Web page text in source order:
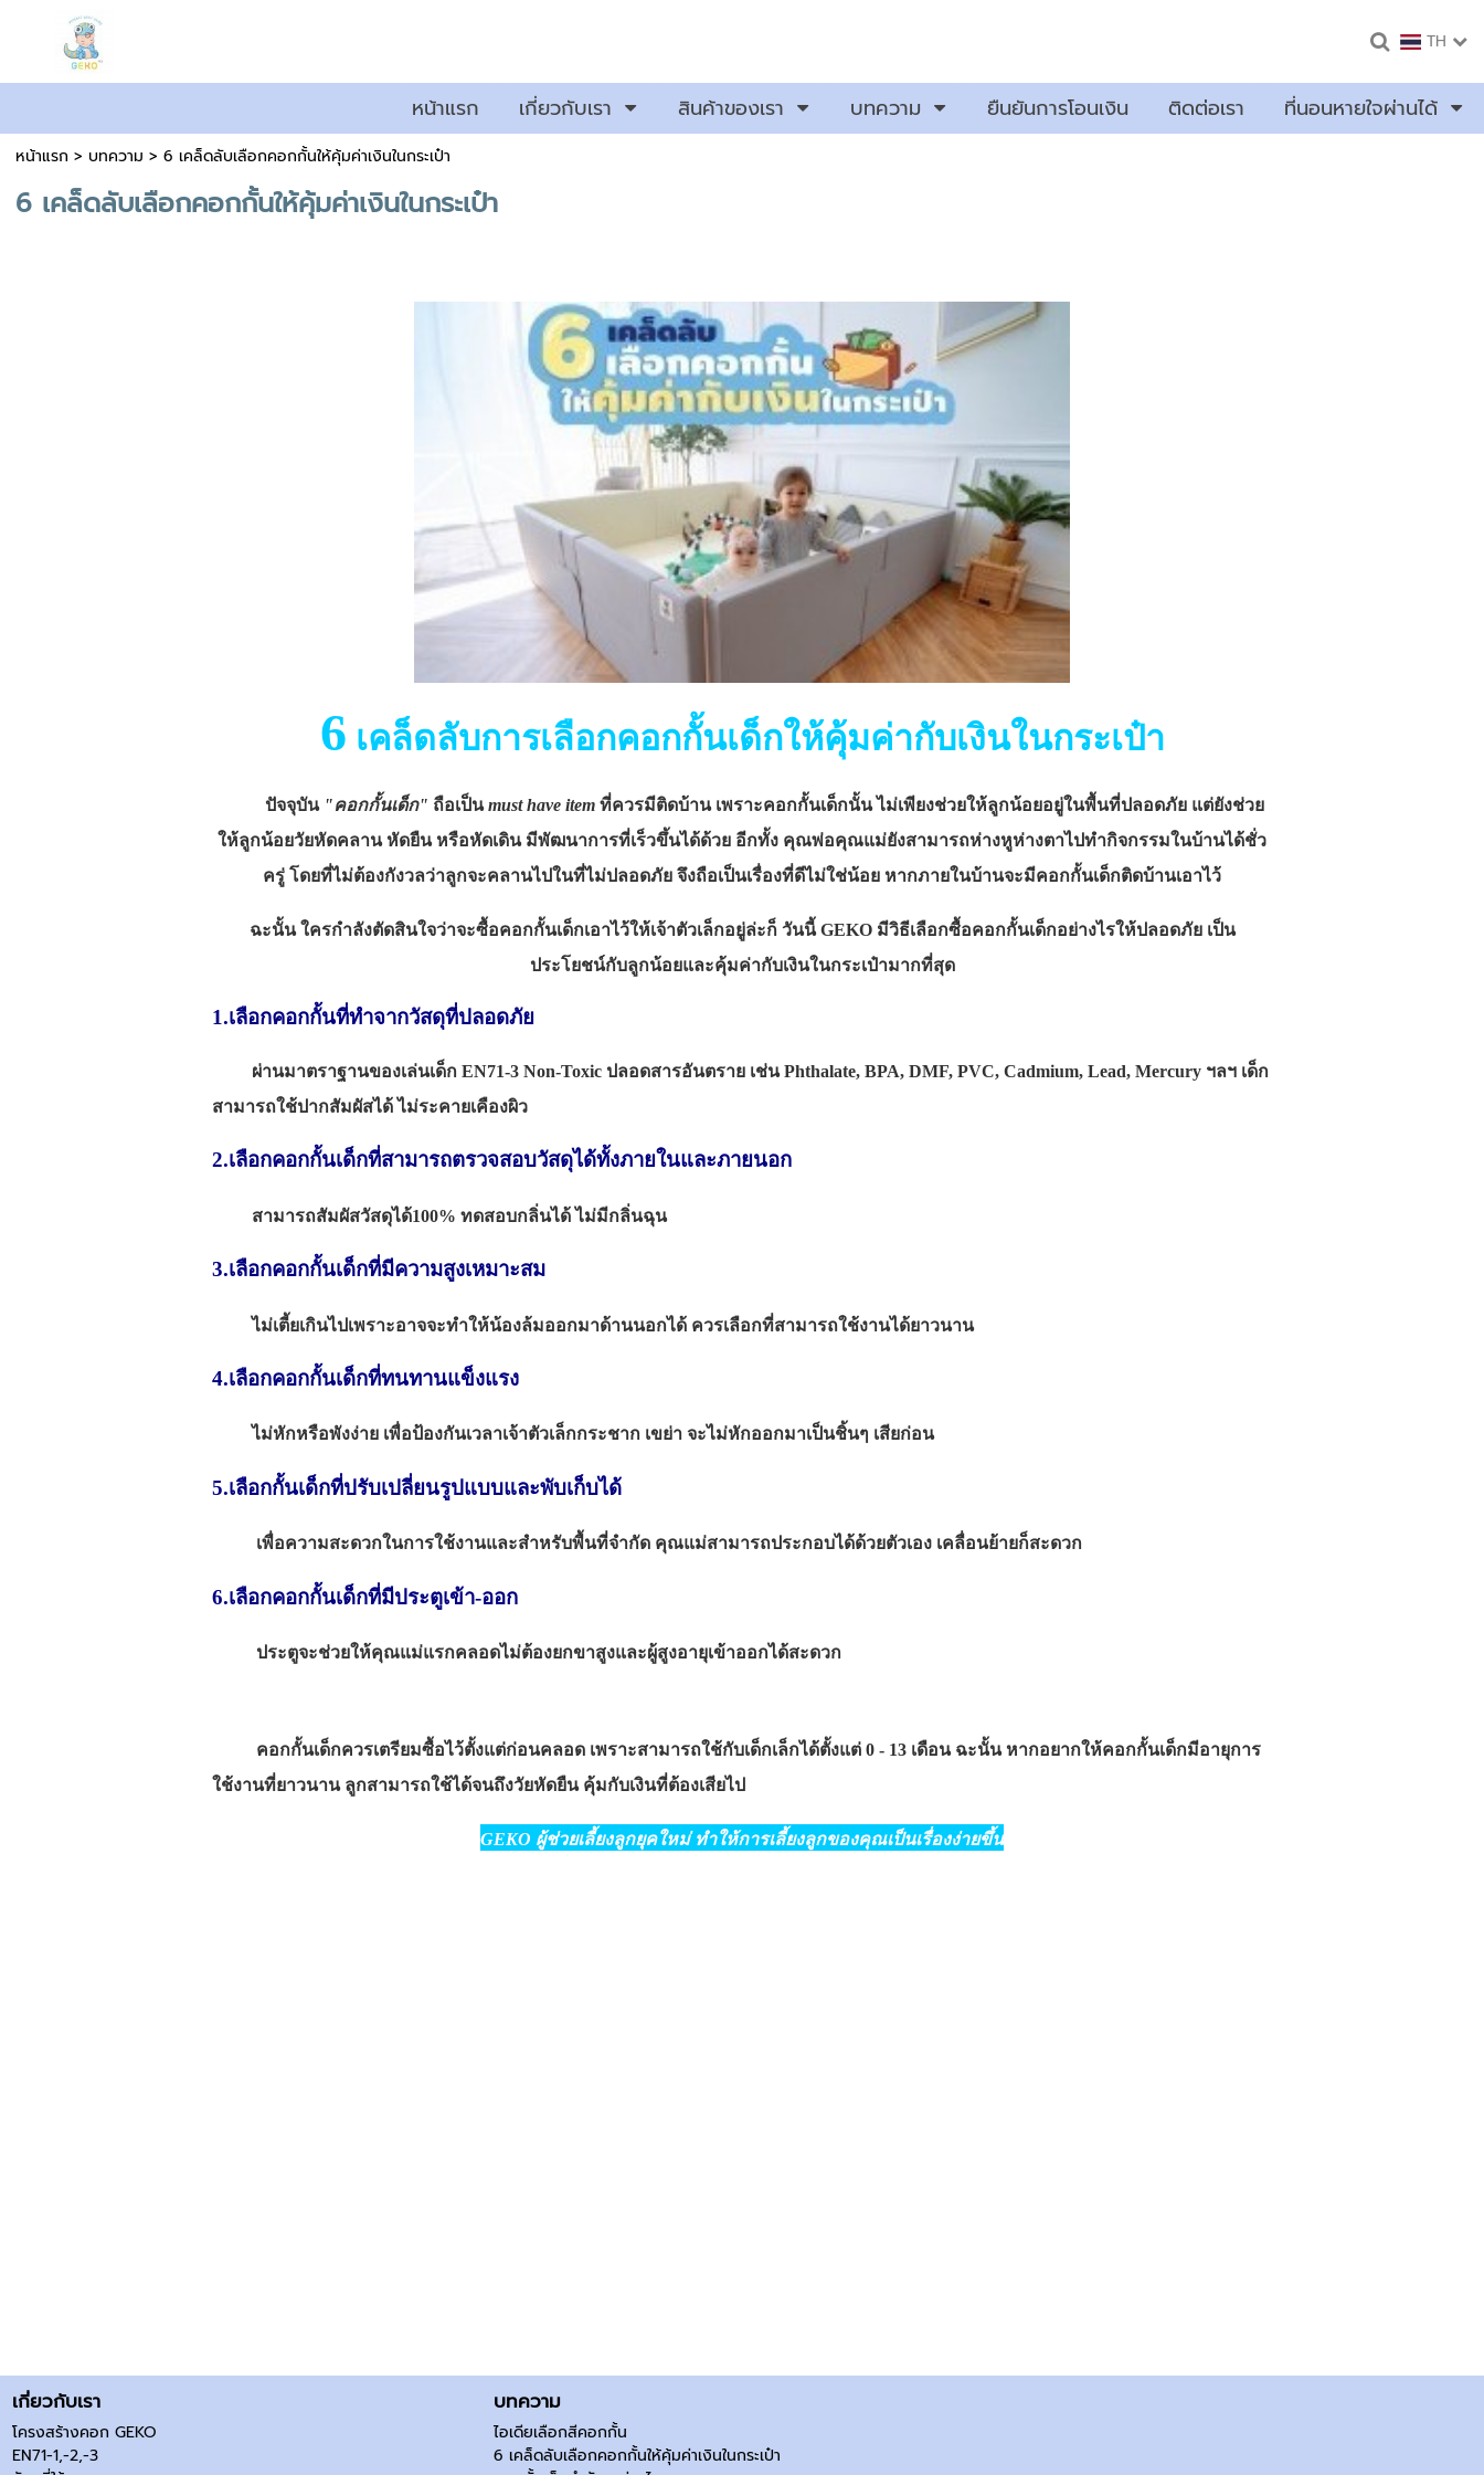
TH
หน้าแรก เกี่ยวกับเรา สินค้าของเรา บทความ ยืนยันการโอนเงิน ติดต่อเรา ที่นอนหายใจผ่านได้
หน้าแรก > บทความ > 6 เคล็ดลับเลือกคอกกั้นให้คุ้มค่าเงินในกระเป๋า
6 เคล็ดลับเลือกคอกกั้นให้คุ้มค่าเงินในกระเป๋า
6 เคล็ดลับการเลือกคอกกั้นเด็กให้คุ้มค่ากับเงินในกระเป๋า
ปัจจุบัน "คอกกั้นเด็ก" ถือเป็นmust have itemที่ควรมีติดบ้าน เพราะคอกกั้นเด็กนั้น ไม่เพียงช่วยให้ลูกน้อยอยู่ในพื้นที่ปลอดภัย แต่ยังช่วย
ให้ลูกน้อยวัยหัดคลาน หัดยืน หรือหัดเดิน มีพัฒนาการที่เร็วขึ้นได้ด้วย อีกทั้ง คุณพ่อคุณแม่ยังสามารถห่างหูห่างตาไปทำกิจกรรมในบ้านได้ชั่ว
ครู่ โดยที่ไม่ต้องกังวลว่าลูกจะคลานไปในที่ไม่ปลอดภัย จึงถือเป็นเรื่องที่ดีไม่ใช่น้อย หากภายในบ้านจะมีคอกกั้นเด็กติดบ้านเอาไว้
ฉะนั้น ใครกำลังตัดสินใจว่าจะซื้อคอกกั้นเด็กเอาไว้ให้เจ้าตัวเล็กอยู่ล่ะก็ วันนี้ GEKO มีวิธีเลือกซื้อคอกกั้นเด็กอย่างไรให้ปลอดภัย เป็น
ประโยชน์กับลูกน้อยและคุ้มค่ากับเงินในกระเป๋ามากที่สุด
1.เลือกคอกกั้นที่ทำจากวัสดุที่ปลอดภัย
ผ่านมาตราฐานของเล่นเด็ก EN71-3 Non-Toxic ปลอดสารอันตราย เช่น Phthalate, BPA, DMF, PVC, Cadmium, Lead, Mercury ฯลฯ เด็ก
สามารถใช้ปากสัมผัสได้ ไม่ระคายเคืองผิว
2.เลือกคอกกั้นเด็กที่สามารถตรวจสอบวัสดุได้ทั้งภายในและภายนอก
สามารถสัมผัสวัสดุได้100% ทดสอบกลิ่นได้ ไม่มีกลิ่นฉุน
3.เลือกคอกกั้นเด็กที่มีความสูงเหมาะสม
ไม่เตี้ยเกินไปเพราะอาจจะทำให้น้องล้มออกมาด้านนอกได้ ควรเลือกที่สามารถใช้งานได้ยาวนาน
4.เลือกคอกกั้นเด็กที่ทนทานแข็งแรง
ไม่หักหรือพังง่าย เพื่อป้องกันเวลาเจ้าตัวเล็กกระชาก เขย่า จะไม่หักออกมาเป็นชิ้นๆ เสียก่อน
5.เลือกกั้นเด็กที่ปรับเปลี่ยนรูปแบบและพับเก็บได้
เพื่อความสะดวกในการใช้งานและสำหรับพื้นที่จำกัด คุณแม่สามารถประกอบได้ด้วยตัวเอง เคลื่อนย้ายก็สะดวก
6.เลือกคอกกั้นเด็กที่มีประตูเข้า-ออก
ประตูจะช่วยให้คุณแม่แรกคลอดไม่ต้องยกขาสูงและผู้สูงอายุเข้าออกได้สะดวก
คอกกั้นเด็กควรเตรียมซื้อไว้ตั้งแต่ก่อนคลอด เพราะสามารถใช้กับเด็กเล็กได้ตั้งแต่ 0 - 13 เดือน ฉะนั้น หากอยากให้คอกกั้นเด็กมีอายุการ
ใช้งานที่ยาวนาน ลูกสามารถใช้ได้จนถึงวัยหัดยืน คุ้มกับเงินที่ต้องเสียไป
GEKO ผู้ช่วยเลี้ยงลูกยุคใหม่ทำให้การเลี้ยงลูกของคุณเป็นเรื่องง่ายขึ้น
เกี่ยวกับเรา
โครงสร้างคอก GEKO
EN71-1,-2,-3
บทความ
ไอเดียเลือกสีคอกกั้น
6 เคล็ดลับเลือกคอกกั้นให้คุ้มค่าเงินในกระเป๋า